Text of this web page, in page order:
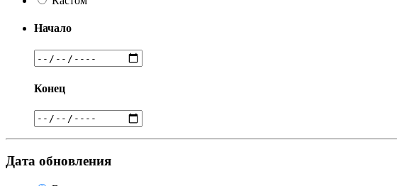
Начало
Конец
Дата обновления